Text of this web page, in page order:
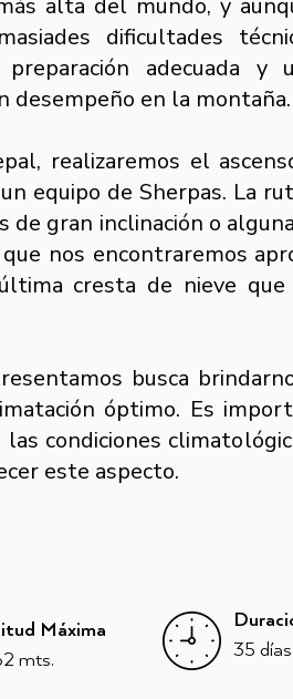
alta del mundo, y
dificultades
adecuada
desempeño en la montaña.
realizaremos el
equipo de Sherpas. La
de gran inclinación o
nos encontraremos
cresta de nieve
busca
óptimo. Es
condiciones
este aspecto.
Máxima
mts.
35 días